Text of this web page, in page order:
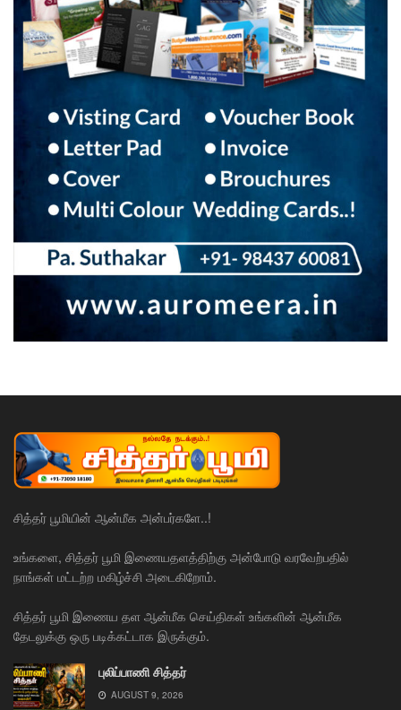
சித்தர் பூமியின் ஆன்மீக அன்பர்களே..!
உங்களை, சித்தர் பூமி இணையதளத்திற்கு அன்போடு வரவேற்பதில்
நாங்கள் மட்டற்ற மகிழ்ச்சி அடைகிறோம்.
சித்தர் பூமி இணைய தள ஆன்மீக செய்திகள் உங்களின் ஆன்மீக
தேடலுக்கு ஒரு படிக்கட்டாக இருக்கும்.
புலிப்பாணி சித்தர்
AUGUST 9, 2026